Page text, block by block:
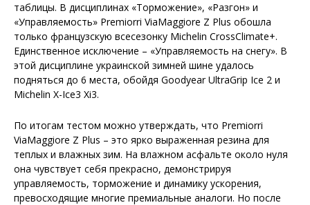
таблицы. В дисциплинах «Торможение», «Разгон» и
«Управляемость» Premiorri ViaMaggiore Z Plus обошла
только французскую всесезонку Michelin CrossClimate+.
Единственное исключение – «Управляемость на снегу». В
этой дисциплине украинской зимней шине удалось
подняться до 6 места, обойдя Goodyear UltraGrip Ice 2 и
Michelin X-Ice3 Xi3.
По итогам тестом можно утверждать, что Premiorri
ViaMaggiore Z Plus – это ярко выраженная резина для
теплых и влажных зим. На влажном асфальте около нуля
она чувствует себя прекрасно, демонстрируя
управляемость, торможение и динамику ускорения,
превосходящие многие премиальные аналоги. Но после